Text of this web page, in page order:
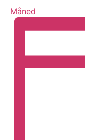
Måned